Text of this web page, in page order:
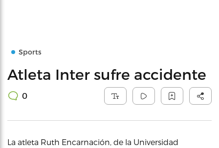
Sports
Atleta Inter sufre accidente
0
La atleta Ruth Encarnación, de la Universidad